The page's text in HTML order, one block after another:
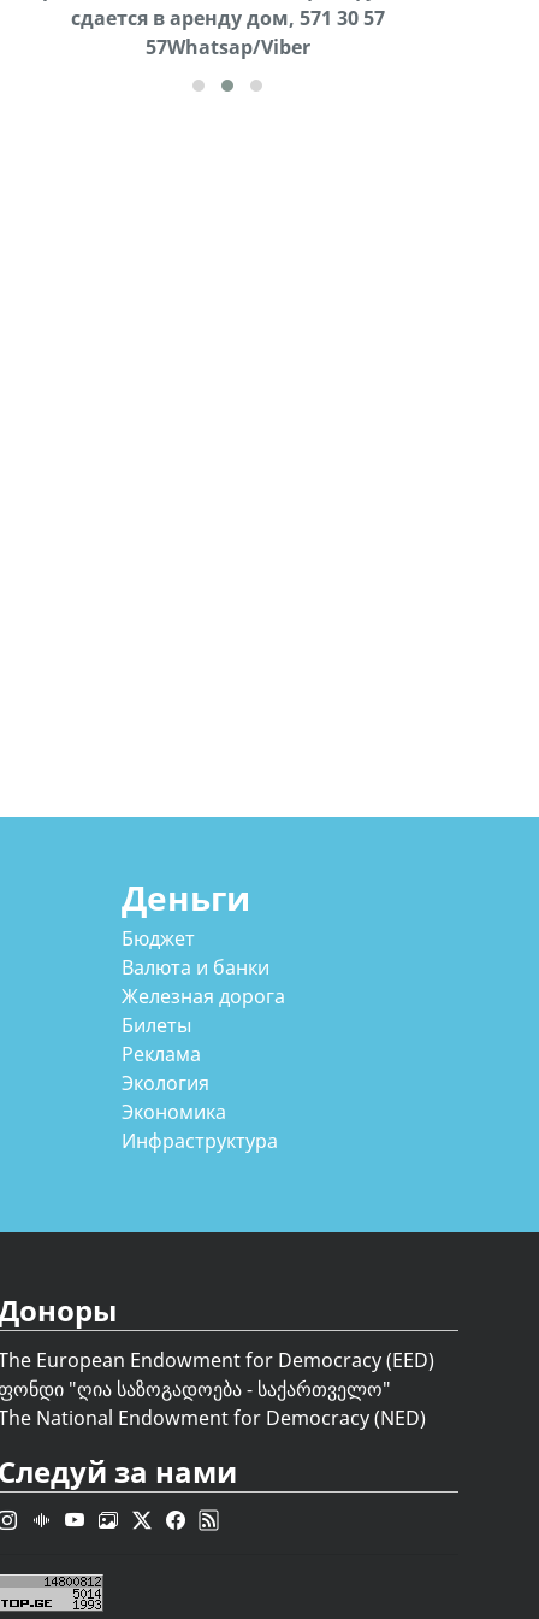
cдается в аренду дом, 571 30 57
57Whatsap/Viber
57Whatsap/Viber
Деньги
Бюджет
Валюта и банки
Железная дорога
Билеты
Реклама
Экология
Экономика
Инфраструктура
European Endowment for Democracy (EED)
"ღია საზოგადოება - საქართველო"
National Endowment for Democracy (NED)
Следуй за нами